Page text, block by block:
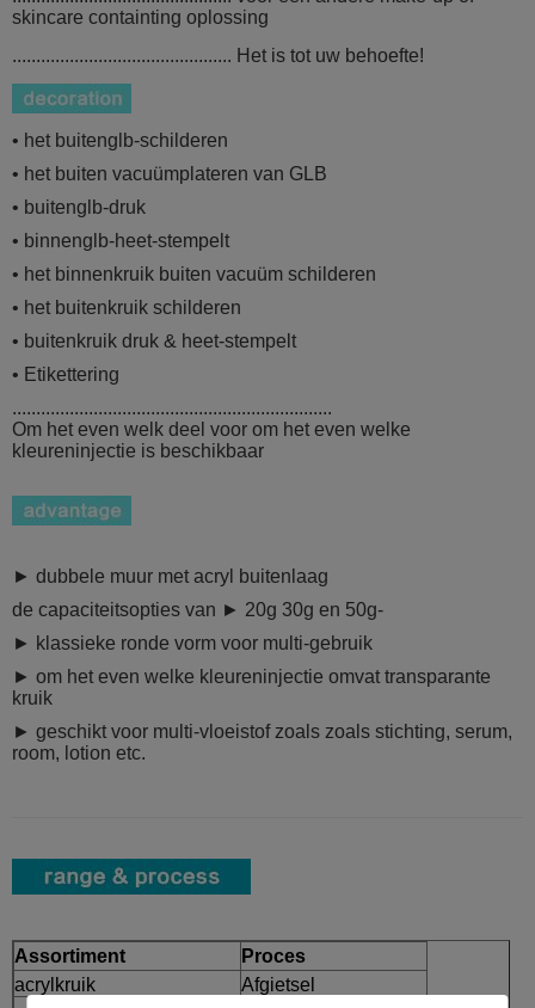
skincare containting oplossing
.............................................. Het is tot uw behoefte!
• het buitenglb-schilderen
• het buiten vacuümplateren van GLB
• buitenglb-druk
• binnenglb-heet-stempelt
• het binnenkruik buiten vacuüm schilderen
• het buitenkruik schilderen
• buitenkruik druk & heet-stempelt
• Etikettering
...................................................................
Om het even welk deel voor om het even welke
kleureninjectie is beschikbaar
► dubbele muur met acryl buitenlaag
de capaciteitsopties van ► 20g 30g en 50g-
► klassieke ronde vorm voor multi-gebruik
► om het even welke kleureninjectie omvat transparante
kruik
► geschikt voor multi-vloeistof zoals zoals stichting, serum,
room, lotion etc.
Assortiment
Proces
acrylkruik
Afgietsel